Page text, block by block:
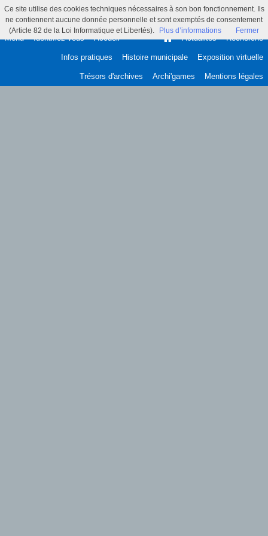
Ce site utilise des cookies techniques nécessaires à son bon fonctionnement. Ils
ne contiennent aucune donnée personnelle et sont exemptés de consentement
(Article 82 de la Loi Informatique et Libertés).
Plus d’informations Fermer
Menu Identifiez-vous Accueil Actualités Recherche
Infos pratiques Histoire municipale Exposition virtuelle
Trésors d'archives Archi'games Mentions légales